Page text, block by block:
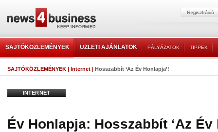
SAJTÓKÖZLEMÉNYEK ÜZLETI AJÁNLATOK PÁLYÁZATOK TIPPEK
SAJTÓKÖZLEMÉNYEK | Internet | Hosszabbít ‘Az Év Honlapja’!
INTERNET
Év Honlapja: Hosszabbít ‘Az Év